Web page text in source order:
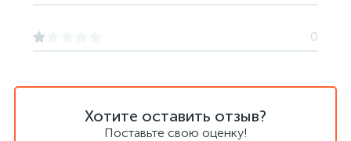
Хотите оставить отзыв?
Поставьте свою оценку!
0